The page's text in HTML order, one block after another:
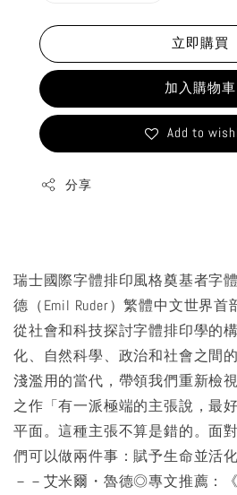
立即購買
加入購物車
Add to
分享
瑞士國際字體排印風格奠基者字
德（Emil Ruder）繁體中文世界首
從社會和科技探討字體排印學的
化、自然科學、政治和社會之間
淺濫用的當代，帶領我們重新檢
之作「有一派極端的主張說，最
平面。這種主張不算是錯的。面
們可以做兩件事：賦予生命並活
－－艾米爾・魯德◎專文推薦：